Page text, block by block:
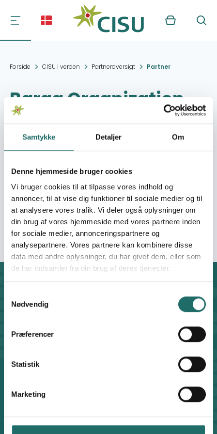
Samtykke Detaljer Om
Denne hjemmeside bruger cookies
Vi bruger cookies til at tilpasse vores indhold og
annoncer, til at vise dig funktioner til sociale medier og til
at analysere vores trafik. Vi deler også oplysninger om
din brug af vores hjemmeside med vores partnere inden
for sociale medier, annonceringspartnere og
analysepartnere. Vores partnere kan kombinere disse
data med andre oplysninger, du har givet dem, eller som
de har indsamlet fra din brug af deres tjenester.
Nødvendig
Præferencer
Statistik
Marketing
Kurv Søg
Forside CISU i verden Partneroversigt Partner
Baraa Organization
for Handicapped
Children
Kontakt:
South Kordufan
Organisation:
International Aid
Services (IAS)
Klosterport 4x, 8000 Aarhus
8612 0342
Facebook
Find medarbejder
Adfærdskodeks
Indgiv en klage